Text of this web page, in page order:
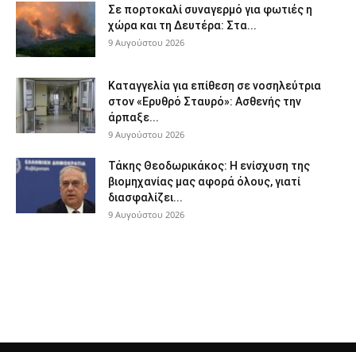
Σε πορτοκαλί συναγερμό για φωτιές η
χώρα και τη Δευτέρα: Στα...
9 Αυγούστου 2026
Καταγγελία για επίθεση σε νοσηλεύτρια
στον «Ερυθρό Σταυρό»: Ασθενής την
άρπαξε...
9 Αυγούστου 2026
Τάκης Θεοδωρικάκος: Η ενίσχυση της
βιομηχανίας μας αφορά όλους, γιατί
διασφαλίζει...
9 Αυγούστου 2026